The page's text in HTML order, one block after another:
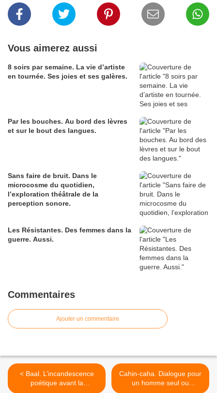
Vous aimerez aussi
8 soirs par semaine. La vie d’artiste
en tournée. Ses joies et ses galères.
Par les bouches. Au bord des lèvres
et sur le bout des langues.
Sans faire de bruit. Dans le
microcosme du quotidien,
l’exploration théâtrale de la
perception sonore.
Les Résistantes. Des femmes dans la
guerre. Aussi.
Commentaires
Ajouter un commentaire
< Baal. L’incandescence
poétique avant la
Cahin-caha. Dialogue pour
un homme seul ou